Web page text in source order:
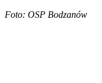
Foto: OSP Bodzanów